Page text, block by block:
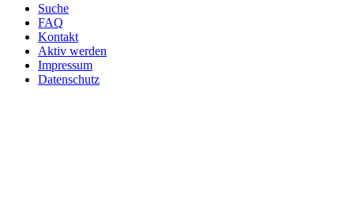
Suche
FAQ
Kontakt
Aktiv werden
Impressum
Datenschutz